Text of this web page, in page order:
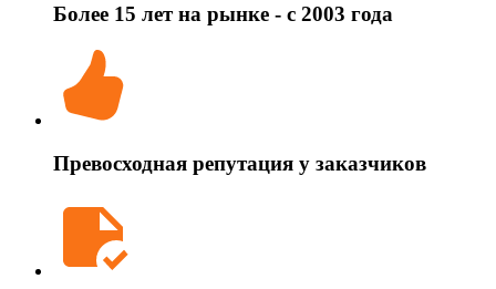
Более 15 лет на рынке - с 2003 года
Превосходная репутация у заказчиков